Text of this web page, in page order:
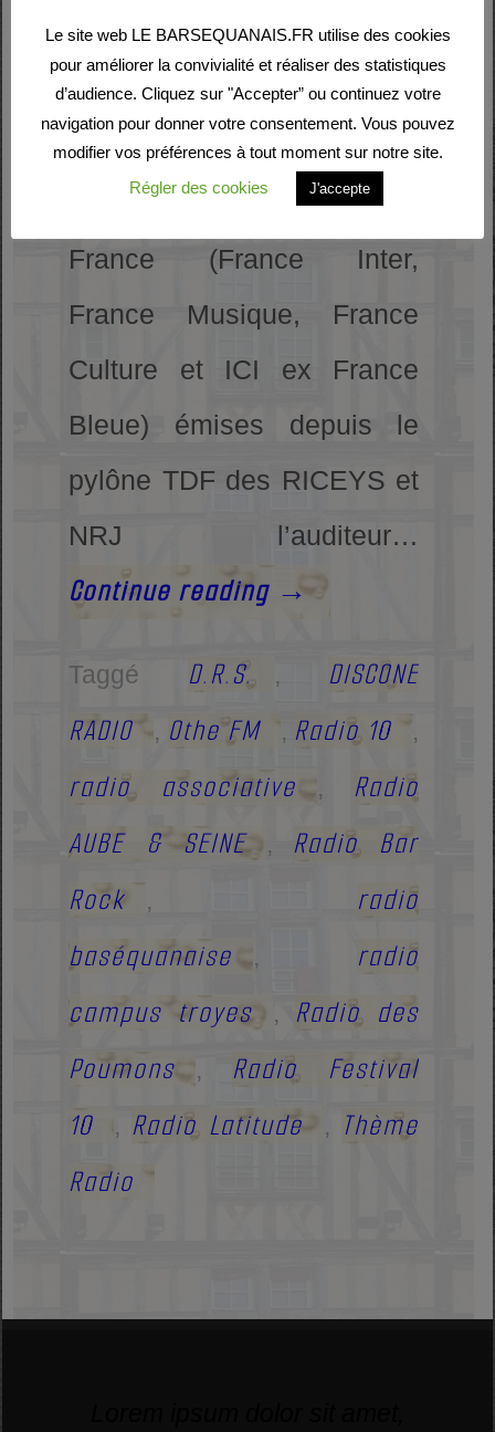
Seine n’étaient pas gâtés
en termes de radions FM !
En effet, exceptés les
quatre radios de Radio
France (France Inter,
France Musique, France
Culture et ICI ex France
Bleue) émises depuis le
pylône TDF des RICEYS et
NRJ l’auditeur…
Continue reading →
Taggé D.R.S. , DISCONE
RADIO
, Othe FM , Radio 10 ,
radio associative , Radio
AUBE & SEINE
, Radio Bar
Rock
, radio
baséquanaise
, radio
campus troyes
, Radio des
Poumons
, Radio Festival
10
, Radio Latitude , Thème
Radio
Le site web LE BARSEQUANAIS.FR utilise des cookies
pour améliorer la convivialité et réaliser des statistiques
d’audience. Cliquez sur "Accepter” ou continuez votre
navigation pour donner votre consentement. Vous pouvez
modifier vos préférences à tout moment sur notre site.
Régler des cookies
J'accepte